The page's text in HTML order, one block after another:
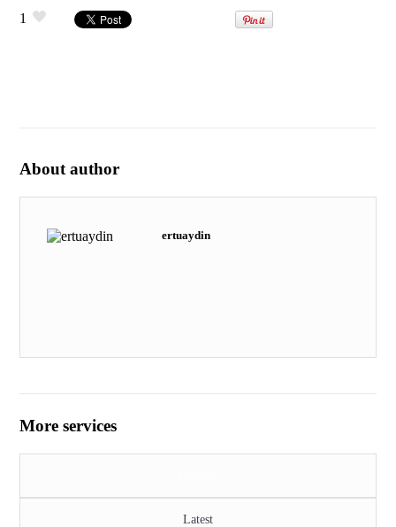
1
About author
ertuaydin
More services
Latest